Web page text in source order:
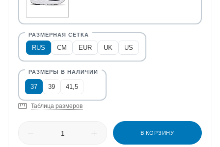
RUS CM EUR UK US
37 39 41,5
Таблица размеров
В КОРЗИНУ